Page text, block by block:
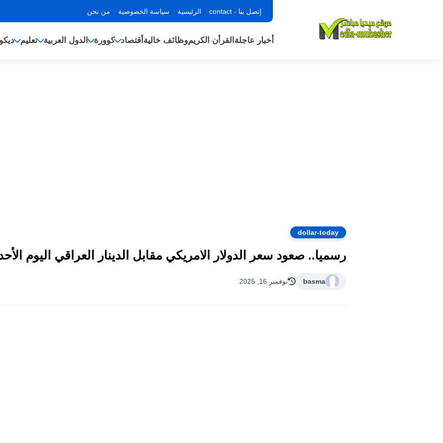
إتصل بنا - contact الرئيسية سياسة الخصوصية من نحن
أخبار عاجلة القرأن الكريموظائف خالية أقتصاد كوورة الدول العربية تعليم
dollar-today
رسميا.. صعود سعر الدولار الامريكي مقابل الدينار العراقي اليوم الأحد 16-11-
basma نوفمبر 16, 2025